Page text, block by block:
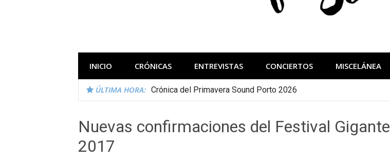
INICIO CRÓNICAS ENTREVISTAS CONCIERTOS MISCELÁNEA
ÚLTIMA HORA: Crónica del Primavera Sound Porto 2026
Nuevas confirmaciones del Festival Gigante
2017